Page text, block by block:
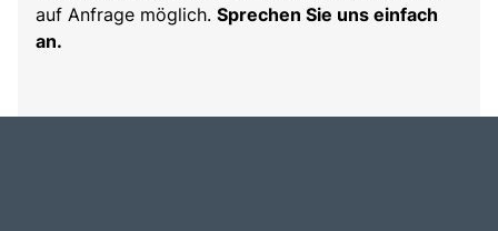
auf Anfrage möglich. Sprechen Sie uns einfach
an.